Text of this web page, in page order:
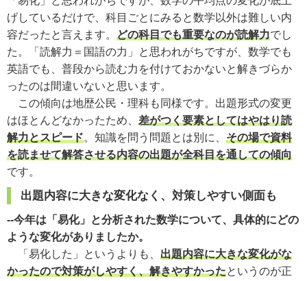
げしているだけで、 科目ごとにみると数学以外は難しい内
容だったと言えます。 どの科目でも重要なのが読解力でし
た。「読解力＝国語の力」と思われがちですが、数学でも
英語でも、普段から読む力を付けておかないと解きづらか
ったのは間違いないと思います。
この傾向は地歴公民・理科も同様です。出題形式の変更
はほとんどなかったため、 差がつく要素としてはやはり読
解力とスピード。知識を問う問題とは別に、 その場で資料
を読ませて解答させる内容の出題が全科目を通しての傾向
です。
出題内容に大きな変化なく、対策しやすい側面も
--今年は「易化」と分析された数学について、具体的にどの
ような変化がありましたか。
「易化した」というよりも、 出題内容に大きな変化がな
かったので対策がしやすく、解きやすかったというのが正